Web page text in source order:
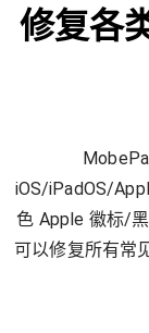
修复各
iOS/iPadOS/
色 Apple 徽标/
可以修复所有常